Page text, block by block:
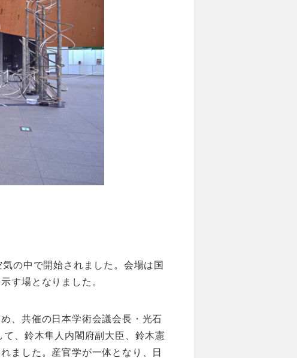
の中で開始されました。会場は国
す場となりました。
、共催の日本学術会議会長・光石
、鈴木隼人内閣府副大臣、鈴木憲
ました。産官学が一体となり、日